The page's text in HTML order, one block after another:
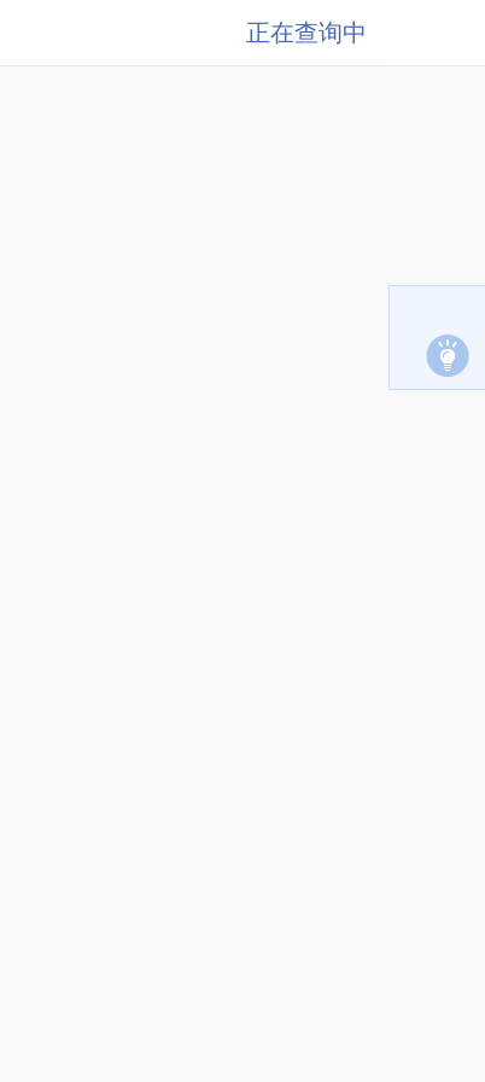
正在查询中